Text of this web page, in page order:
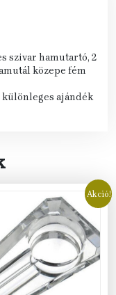
szivar hamutartó, 2
közepe fém
ajándék
Akció!